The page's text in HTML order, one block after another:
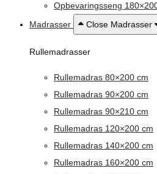
Opbevaringsseng
Madrasser
Close Madrasser
Rullemadrasser
Rullemadras 80×200 cm
Rullemadras 90×200 cm
Rullemadras 90×210 cm
Rullemadras 120×200 cm
Rullemadras 140×200 cm
Rullemadras 160×200 cm